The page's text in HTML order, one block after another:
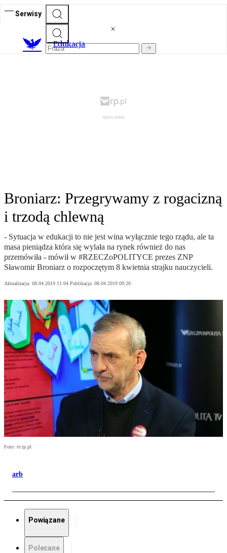
Serwisy
Edukacja
Broniarz: Przegrywamy z rogacizną
i trzodą chlewną
- Sytuacja w edukacji to nie jest wina wyłącznie tego rządu, ale ta
masa pieniądza która się wylała na rynek również do nas
przemówiła - mówił w #RZECZoPOLITYCE prezes ZNP
Sławomir Broniarz o rozpoczętym 8 kwietnia strajku nauczycieli.
Aktualizacja: 08.04.2019 11:04 Publikacja: 08.04.2019 09:20
Foto: tv.rp.pl
arb
Powiązane
Polecane